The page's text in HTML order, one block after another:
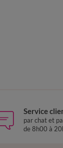
Service
par chat et
de 8h00 à